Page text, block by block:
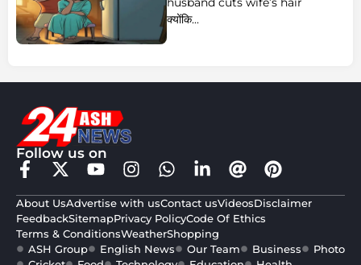
Follow us on
About Us Advertise with us
FeedbackSitemap
Terms & Conditions
WeatherShopping
ASH Group
English News Our Team Business
Cricket
Food Technology Education
Health
AMU News
Fact Check
This website
follows the DNPA
Code of Ethics
ASH24 News. All
rights reserved.